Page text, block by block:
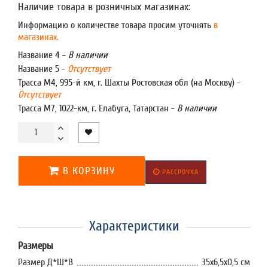
Наличие товара в розничных магазинах:
Информацию о количестве товара просим уточнять в
магазинах.
Название 4 - В наличии
Название 5 - Отсутствует
Трасса М4, 995-й км, г. Шахты Ростовская обл (на Москву) -
Отсутствует
Трасса М7, 1022-км, г. Елабуга, Татарстан - В наличии
В КОРЗИНУ РАССРОЧКА
Характеристики
Размеры
Размер Д*Ш*В 35х6,5х0,5 см